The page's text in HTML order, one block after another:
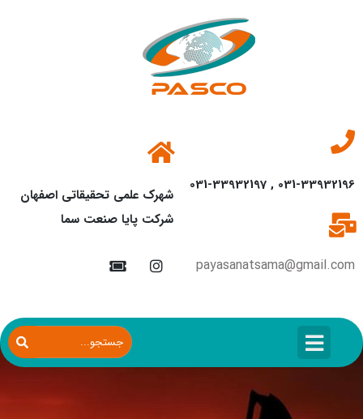
031-33932196 , 031-33932197
payasanatsama@gmail.com
شهرک علمی تحقیقاتی اصفهان
شرکت پایا صنعت سما